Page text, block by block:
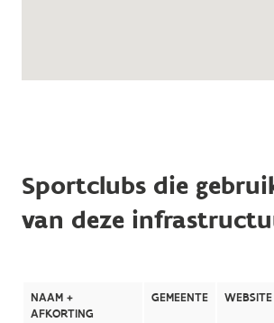
Sportclubs die
van deze
NAAM +
AFKORTING
GEMEENTE WEBSITE